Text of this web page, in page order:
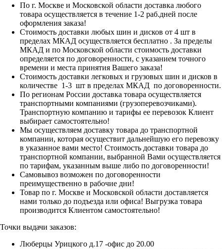
По г. Москве и Московской области доставка любого
товара осуществляется в течение 1-2 раб.дней после
оформления заказа!
Стоимость доставки любых шин и дисков от 4 шт в
пределах МКАД осуществляется бесплатно . За пределы
МКАД и по Московской области стоимость доставки
определяется по договоренности, с указанием точного
времени и места принятия Вашего заказа!
Стоимость доставки легковых и грузовых шин и дисков в
количестве 1-3 шт в пределах МКАД по договоренности.
По регионам России доставка товара осуществляется
транспортными компаниями (грузоперевозчиками).
Транспортную компанию и тарифы ее перевозок Клиент
выбирает самостоятельно!
Мы осуществляем доставку товара до транспортной
компании, которая осуществит дальнейшую его перевозку
в указанное вами место! Стоимость доставки товара до
транспортной компании, выбранной Вами осуществляется
по тарифам, указанным выше либо по договоренности!
Самовывоз возможен по договоренности
преимущественно в рабочие дни!
Товар по г. Москве и Московской области доставляется
нами только до подъезда или офиса! Выгрузка товара
производится Клиентом самостоятельно!
Точки выдачи заказов:
Люберцы Урицкого д.17 -офис до 20.00